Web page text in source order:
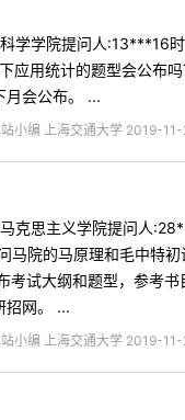
学学院提问人:13***16
应用统计的题型会公布
月会公布。 ...
小编 上海交通大学 2019-
克思主义学院提问人
院的马原理和毛中特初
考试大纲和题型，参考
招网。 ...
小编 上海交通大学 2019-